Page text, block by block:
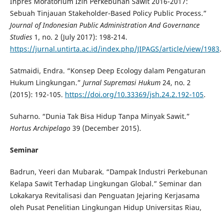
Sebuah Tinjauan Stakeholder-Based Policy Public Process.”
Journal of Indonesian Public Administration And Governance
Studies1, no. 2 (July 2017): 198-214.
https://jurnal.untirta.ac.id/index.php/JIPAGS/article/view/1983.
Satmaidi, Endra. “Konsep Deep Ecology dalam Pengaturan
Hukum Lingkungan.” Jurnal Supremasi Hukum 24, no. 2
(2015): 192-105. https://doi.org/10.33369/jsh.24.2.192-105.
Suharno. “Dunia Tak Bisa Hidup Tanpa Minyak Sawit.”
Hortus Archipelago39 (December 2015).
Seminar
Badrun, Yeeri dan Mubarak. “Dampak Industri Perkebunan
Kelapa Sawit Terhadap Lingkungan Global.” Seminar dan
Lokakarya Revitalisasi dan Penguatan Jejaring Kerjasama
oleh Pusat Penelitian Lingkungan Hidup Universitas Riau,